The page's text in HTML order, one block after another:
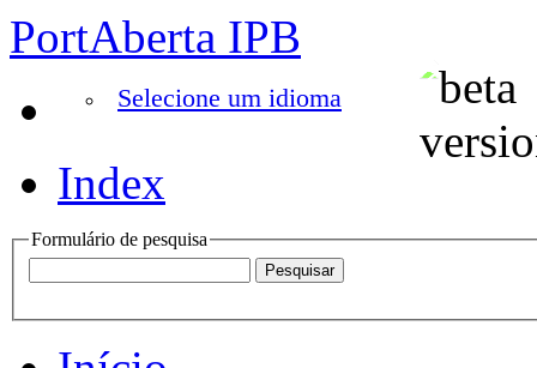
PortAberta IPB
Selecione um idioma
Index
Formulário de pesquisa